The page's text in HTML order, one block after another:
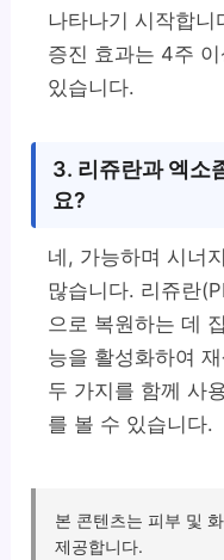
나타나기 시작합니
증진 효과는 4주
있습니다.
3. 리쥬란과 엑소
요?
네, 가능하며 시너
많습니다. 리쥬란
으로 복원하는 데
능을 활성화하여
두 가지를 함께 사
를 볼 수 있습니다.
본 콘텐츠는 피부 및
제공합니다.